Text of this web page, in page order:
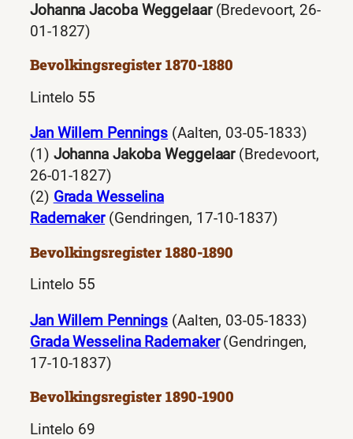
Johanna Jacoba Weggelaar(Bredevoort, 26-
01-1827)
Bevolkingsregister 1870-1880
Lintelo 55
Jan Willem Pennings (Aalten, 03-05-1833)
(1) Johanna Jakoba Weggelaar(Bredevoort,
26-01-1827)
(2) Grada Wesselina
Rademaker(Gendringen, 17-10-1837)
Bevolkingsregister 1880-1890
Lintelo 55
Jan Willem Pennings (Aalten, 03-05-1833)
Grada Wesselina Rademaker(Gendringen,
17-10-1837)
Bevolkingsregister 1890-1900
Lintelo 69